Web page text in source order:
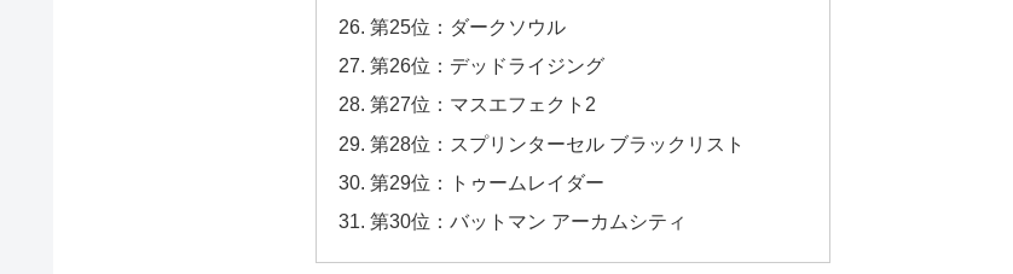
第25位：ダークソウル
第26位：デッドライジング
第27位：マスエフェクト2
第28位：スプリンターセル ブラックリスト
第29位：トゥームレイダー
第30位：バットマン アーカムシティ